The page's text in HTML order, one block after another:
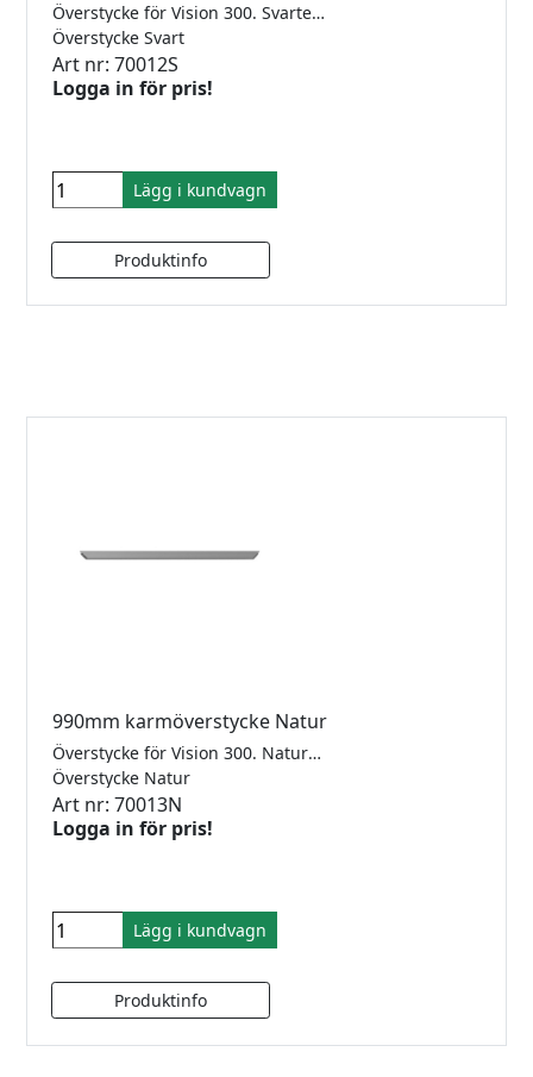
Överstycke för Vision 300. Svarteloxerad, För 10mm glas.
Överstycke Svart
Art nr: 70012S
Logga in för pris!
Lägg i kundvagn
990mm karmöverstycke Natur
Överstycke för Vision 300. Naturanodiserad, För 10mm glas.
Överstycke Natur
Art nr: 70013N
Logga in för pris!
Lägg i kundvagn